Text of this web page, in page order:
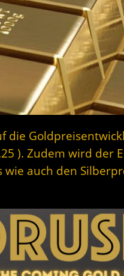
die
). Zudem wird der
auch den